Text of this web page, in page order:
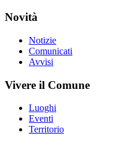
Novità
Notizie
Comunicati
Avvisi
Vivere il Comune
Luoghi
Eventi
Territorio